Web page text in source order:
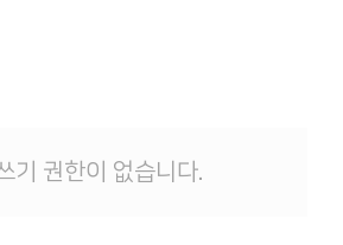
기 권한이 없습니다.